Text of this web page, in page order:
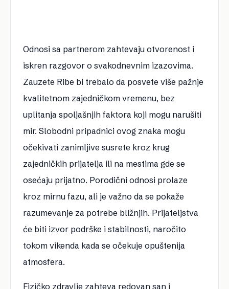
Odnosi sa partnerom zahtevaju otvorenost i
iskren razgovor o svakodnevnim izazovima.
Zauzete Ribe bi trebalo da posvete više pažnje
kvalitetnom zajedničkom vremenu, bez
uplitanja spoljašnjih faktora koji mogu narušiti
mir. Slobodni pripadnici ovog znaka mogu
očekivati zanimljive susrete kroz krug
zajedničkih prijatelja ili na mestima gde se
osećaju prijatno. Porodični odnosi prolaze
kroz mirnu fazu, ali je važno da se pokaže
razumevanje za potrebe bližnjih. Prijateljstva
će biti izvor podrške i stabilnosti, naročito
tokom vikenda kada se očekuje opuštenija
atmosfera.
Fizičko zdravlje zahteva redovan san i